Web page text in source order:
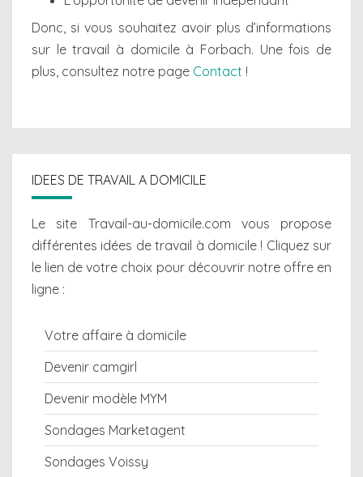
Donc, si vous souhaitez avoir plus d’informations
sur le travail à domicile à Forbach. Une fois de
plus, consultez notre page Contact !
IDEES DE TRAVAIL A DOMICILE
Le site Travail-au-domicile.com vous propose
différentes idées de travail à domicile! Cliquez sur
le lien de votre choix pour découvrir notre offre en
ligne :
Votre affaire à domicile
Devenir camgirl
Devenir modèle MYM
Sondages Marketagent
Sondages Voissy